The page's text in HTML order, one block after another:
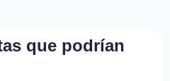
que podrían